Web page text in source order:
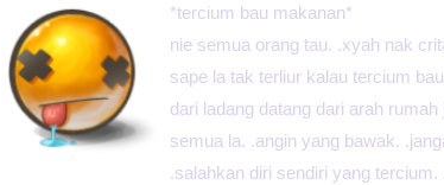
*tercium bau makanan*
nie semua orang tau. .xyah nak
sape la tak terliur kalau tercium
dari ladang datang dari arah
semua la. .angin yang bawak.
.salahkan diri sendiri yang